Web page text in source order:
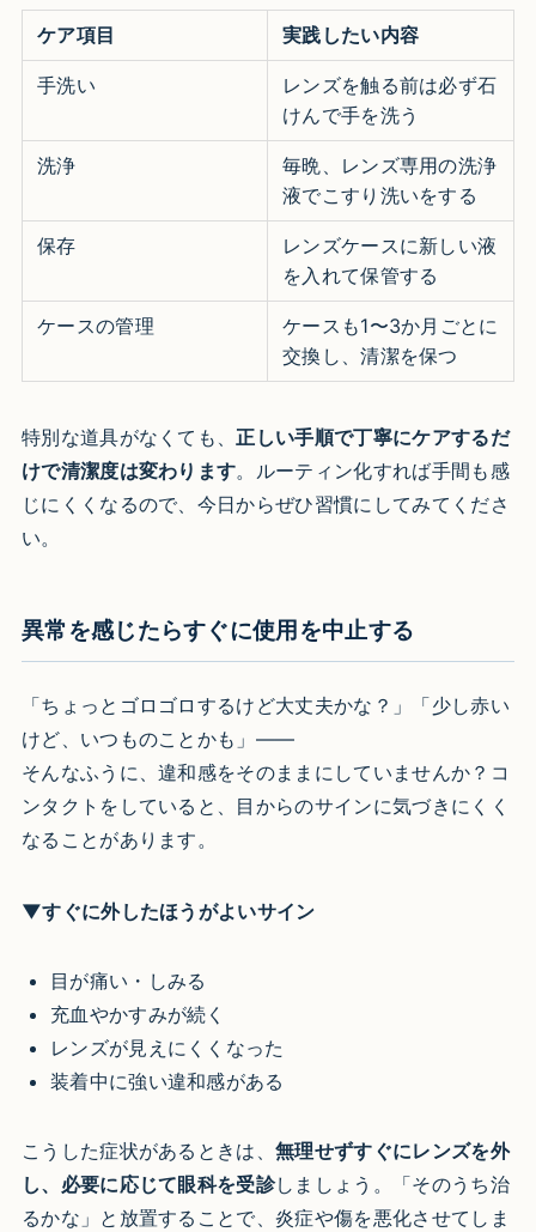
ケア項目 実践したい内容
手洗い
レンズを触る前は必ず石
けんで手を洗う
洗浄
毎晩、レンズ専用の洗浄
液でこすり洗いをする
保存
レンズケースに新しい液
を入れて保管する
ケースの管理
ケースも1〜3か月ごとに
交換し、清潔を保つ
特別な道具がなくても、正しい手順で丁寧にケアするだ
けで清潔度は変わります。ルーティン化すれば手間も感
じにくくなるので、今日からぜひ習慣にしてみてくださ
い。
異常を感じたらすぐに使用を中止する
「ちょっとゴロゴロするけど大丈夫かな？」「少し赤い
けど、いつものことかも」——
そんなふうに、違和感をそのままにしていませんか？コ
ンタクトをしていると、目からのサインに気づきにくく
なることがあります。
▼すぐに外したほうがよいサイン
目が痛い・しみる
充血やかすみが続く
レンズが見えにくくなった
装着中に強い違和感がある
こうした症状があるときは、無理せずすぐにレンズを外
し、必要に応じて眼科を受診しましょう。「そのうち治
るかな」と放置することで、炎症や傷を悪化させてしま